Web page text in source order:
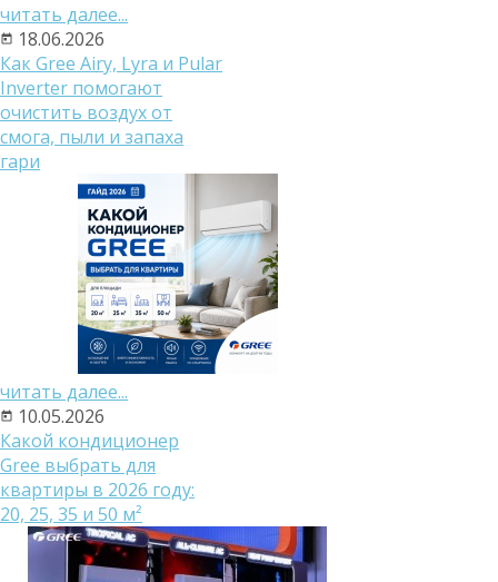
читать далее...
18.06.2026
Как Gree Airy, Lyra и Pular
Inverter помогают
очистить воздух от
смога, пыли и запаха
гари
читать далее...
10.05.2026
Какой кондиционер
Gree выбрать для
квартиры в 2026 году:
20, 25, 35 и 50 м²